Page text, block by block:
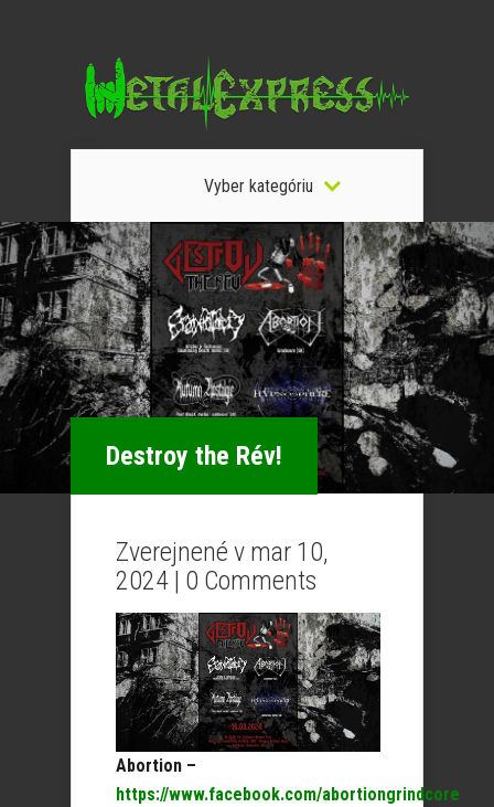
Vyber kategóriu
Destroy the Rév!
Zverejnené v mar 10,
2024 | 0 Comments
Abortion –
https://www.facebook.com/abortiongrindcore